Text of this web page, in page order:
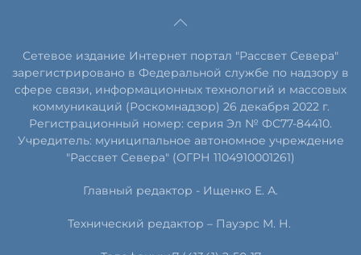
Сетевое издание Интернет портал "Рассвет Севера"
зарегистрировано в Федеральной службе по надзору в
сфере связи, информационных технологий и массовых
коммуникаций (Роскомнадзор) 26 декабря 2022 г.
Регистрационный номер: серия Эл № ФС77-84410.
Учредитель: муниципальное автономное учреждение
"Рассвет Севера" (ОГРН 1104910001261)
Главный редактор - Ищенко Е. А.
Технический редактор – Пауэрс М. Н.